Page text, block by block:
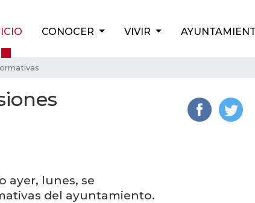
CONOCER VIVIR
ayer, lunes, se
del ayuntamiento.